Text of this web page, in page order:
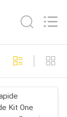
en ligne
Kit One